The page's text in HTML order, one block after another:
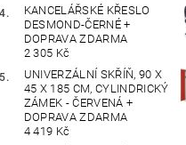
KANCELÁŘSKÉ KŘESLO
DESMOND-ČERNÉ +
DOPRAVA ZDARMA
2 305 Kč
UNIVERZÁLNÍ SKŘÍŇ, 90 X
45 X 185 CM, CYLINDRICKÝ
ZÁMEK - ČERVENÁ +
DOPRAVA ZDARMA
4 419 Kč